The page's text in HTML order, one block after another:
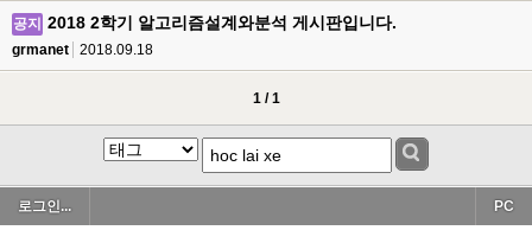
공지 2018 2학기 알고리즘설계와분석 게시판입니다.
grmanet 2018.09.18
1 / 1
로그인... PC